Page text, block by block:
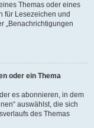
Themas oder eines
für Lesezeichen und
„Benachrichtigungen
oder ein Thema
es abonnieren, in dem
auswählst, die sich
des Themas